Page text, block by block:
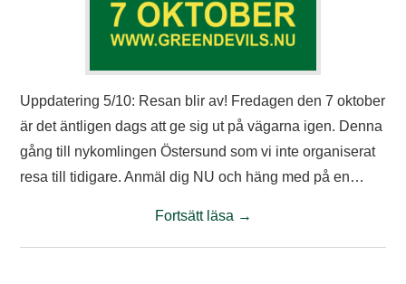
Uppdatering 5/10: Resan blir av! Fredagen den 7 oktober
är det äntligen dags att ge sig ut på vägarna igen. Denna
gång till nykomlingen Östersund som vi inte organiserat
resa till tidigare. Anmäl dig NU och häng med på en…
Fortsätt läsa →